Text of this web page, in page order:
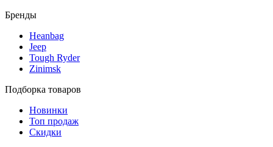
Бренды
Heanbag
Jeep
Tough Ryder
Zinimsk
Подборка товаров
Новинки
Топ продаж
Скидки